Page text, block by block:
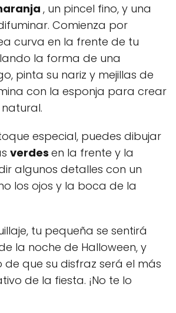
, un pincel fino, y una
Comienza por
curva en la frente de tu
la forma de una
pinta su nariz y mejillas de
con la esponja para crear
especial, puedes dibujar
verdes en la frente y la
algunos detalles con un
los ojos y la boca de la
tu pequeña se sentirá
la noche de Halloween, y
que su disfraz será el más
de la fiesta. ¡No te lo